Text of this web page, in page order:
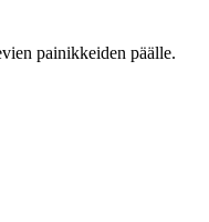
painikkeiden päälle.